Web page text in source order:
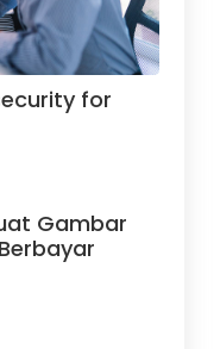
for
Gambar